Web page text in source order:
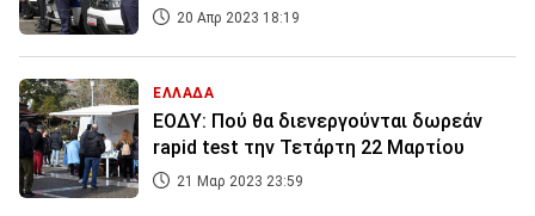
20 Απρ 2023 18:19
ΕΛΛΑΔΑ
ΕΟΔΥ: Πού θα διενεργούνται δωρεάν
rapid test την Τετάρτη 22 Μαρτίου
21 Μαρ 2023 23:59